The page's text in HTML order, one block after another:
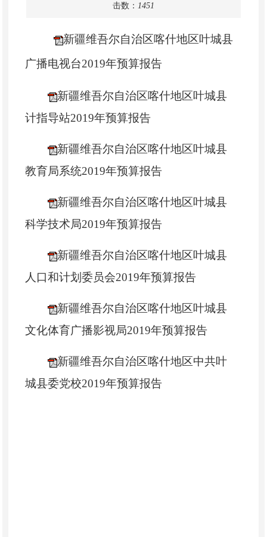
击数： 1451
新疆维吾尔自治区喀什地区叶城县
广播电视台2019年预算报告
新疆维吾尔自治区喀什地区叶城县
计指导站2019年预算报告
新疆维吾尔自治区喀什地区叶城县
教育局系统2019年预算报告
新疆维吾尔自治区喀什地区叶城县
科学技术局2019年预算报告
新疆维吾尔自治区喀什地区叶城县
人口和计划委员会2019年预算报告
新疆维吾尔自治区喀什地区叶城县
文化体育广播影视局2019年预算报告
新疆维吾尔自治区喀什地区中共叶
城县委党校2019年预算报告